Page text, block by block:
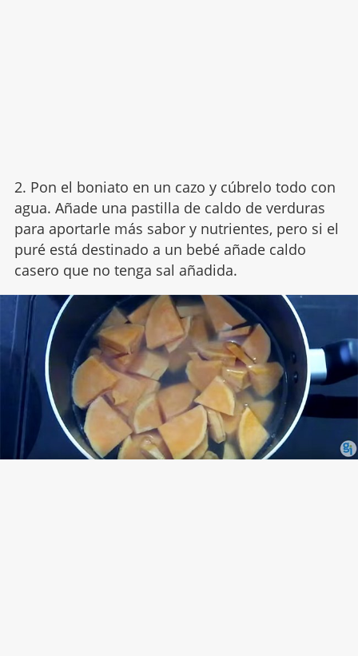
2. Pon el boniato en un cazo y cúbrelo todo con
agua. Añade una pastilla de caldo de verduras
para aportarle más sabor y nutrientes, pero si el
puré está destinado a un bebé añade caldo
casero que no tenga sal añadida.